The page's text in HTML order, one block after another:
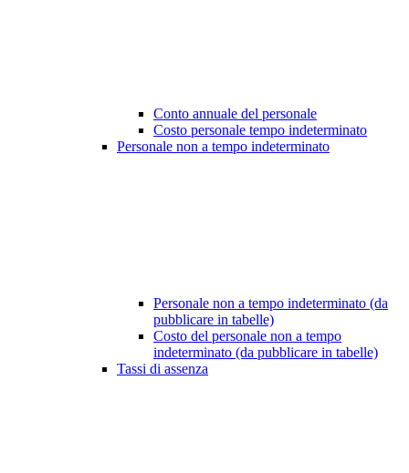
Conto annuale del personale
Costo personale tempo indeterminato
Personale non a tempo indeterminato
Personale non a tempo indeterminato (da
pubblicare in tabelle)
Costo del personale non a tempo
indeterminato (da pubblicare in tabelle)
Tassi di assenza